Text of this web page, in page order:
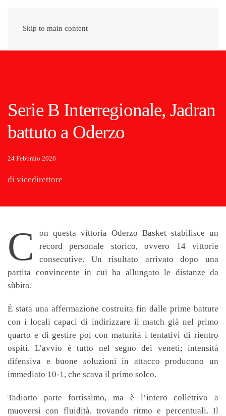
Skip to main content
Serie B Interregionale, Jadran
battuto a Oderzo
24 Febbraio 2026
di vicedirettore
C
on questa vittoria Oderzo Basket stabilisce un
record personale storico, ovvero 14 vittorie
consecutive. Un risultato arrivato dopo una
partita convincente in cui ha allungato le distanze da
sùbito.
È stata una affermazione costruita fin dalle prime battute
con i locali capaci di indirizzare il match già nel primo
quarto e di gestire poi con maturità i tentativi di rientro
ospiti. L’avvio è tutto nel segno dei veneti; intensità
difensiva e buone soluzioni in attacco producono un
immediato 10-1, che scava il primo solco.
Tadiotto parte fortissimo, ma è l’intero collettivo a
muoversi con fluidità, trovando ritmo e percentuali. Il